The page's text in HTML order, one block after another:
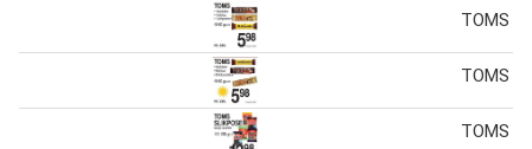
TOMS
TOMS
TOMS